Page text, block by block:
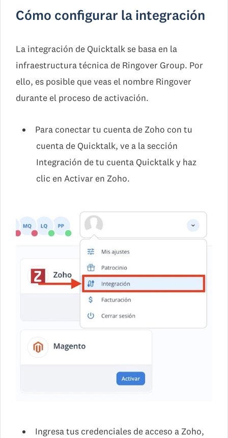
Cómo configurar la integración
La integración de Quicktalk se basa en la
infraestructura técnica de Ringover Group. Por
ello, es posible que veas el nombre Ringover
durante el proceso de activación.
Para conectar tu cuenta de Zoho con tu
cuenta de Quicktalk, ve a la sección
Integración de tu cuenta Quicktalk y haz
clic en Activar en Zoho.
Ingresa tus credenciales de acceso a Zoho,